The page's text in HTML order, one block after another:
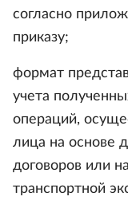
согласно
приказу;
формат
учета
операций,
лица на основе
договоров или
транспортной